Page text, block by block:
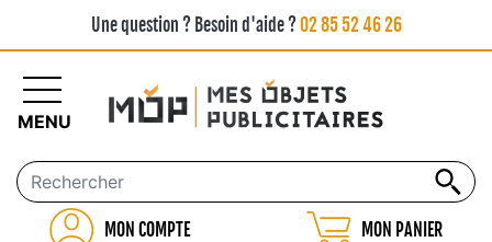
Une question ? Besoin d'aide ?02 85 52 46 26
MON COMPTE MON PANIER
MENU